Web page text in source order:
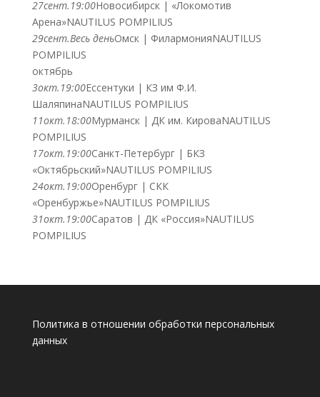
27сент. 19:00Новосибирск | «Локомотив
Арена»NAUTILUS POMPILIUS
29сент.Весь деньОмск | ФилармонияNAUTILUS
POMPILIUS
октябрь
3окт. 19:00Ессентуки | КЗ им Ф.И.
ШаляпинаNAUTILUS POMPILIUS
11окт. 18:00Мурманск | ДК им. КироваNAUTILUS
POMPILIUS
17окт. 19:00Санкт-Петербург | БКЗ
«Октябрьский»NAUTILUS POMPILIUS
24окт. 19:00Оренбург | СКК
«Оренбуржье»NAUTILUS POMPILIUS
31окт. 19:00Саратов | ДК «Россия»NAUTILUS
POMPILIUS
Политика в отношении обработки персональных
данных